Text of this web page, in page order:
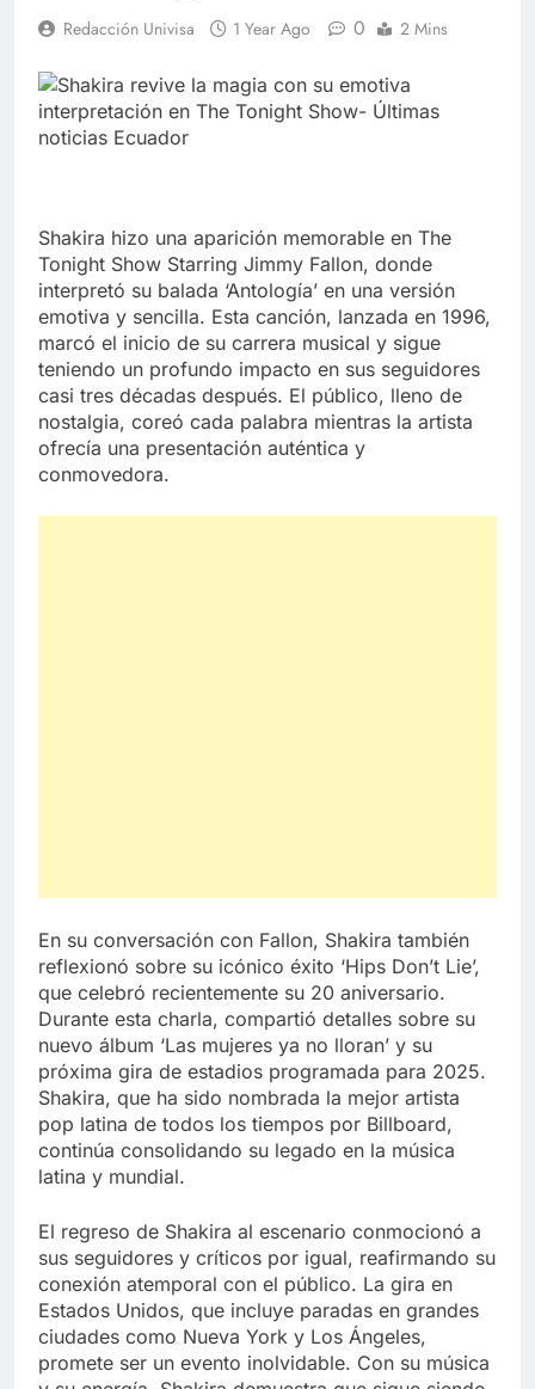
Redacción Univisa 1 Year Ago 0 2 Mins
Shakira hizo una aparición memorable en The
Tonight Show Starring Jimmy Fallon, donde
interpretó su balada ‘Antología’ en una versión
emotiva y sencilla. Esta canción, lanzada en 1996,
marcó el inicio de su carrera musical y sigue
teniendo un profundo impacto en sus seguidores
casi tres décadas después. El público, lleno de
nostalgia, coreó cada palabra mientras la artista
ofrecía una presentación auténtica y
conmovedora.
En su conversación con Fallon, Shakira también
reflexionó sobre su icónico éxito ‘Hips Don’t Lie’,
que celebró recientemente su 20 aniversario.
Durante esta charla, compartió detalles sobre su
nuevo álbum ‘Las mujeres ya no lloran’ y su
próxima gira de estadios programada para 2025.
Shakira, que ha sido nombrada la mejor artista
pop latina de todos los tiempos por Billboard,
continúa consolidando su legado en la música
latina y mundial.
El regreso de Shakira al escenario conmocionó a
sus seguidores y críticos por igual, reafirmando su
conexión atemporal con el público. La gira en
Estados Unidos, que incluye paradas en grandes
ciudades como Nueva York y Los Ángeles,
promete ser un evento inolvidable. Con su música